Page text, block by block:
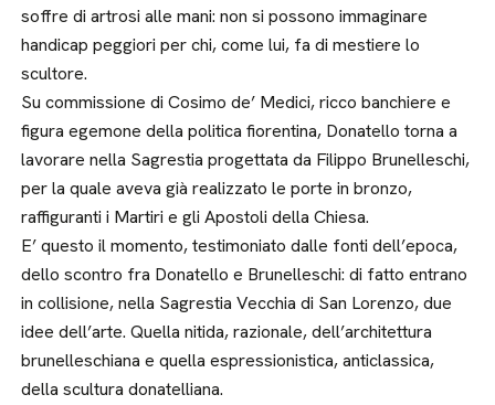
soffre di artrosi alle mani: non si possono immaginare
handicap peggiori per chi, come lui, fa di mestiere lo
scultore.
Su commissione di Cosimo de’ Medici, ricco banchiere e
figura egemone della politica fiorentina, Donatello torna a
lavorare nella Sagrestia progettata da Filippo Brunelleschi,
per la quale aveva già realizzato le porte in bronzo,
raffiguranti i Martiri e gli Apostoli della Chiesa.
E’ questo il momento, testimoniato dalle fonti dell’epoca,
dello scontro fra Donatello e Brunelleschi: di fatto entrano
in collisione, nella Sagrestia Vecchia di San Lorenzo, due
idee dell’arte. Quella nitida, razionale, dell’architettura
brunelleschiana e quella espressionistica, anticlassica,
della scultura donatelliana.